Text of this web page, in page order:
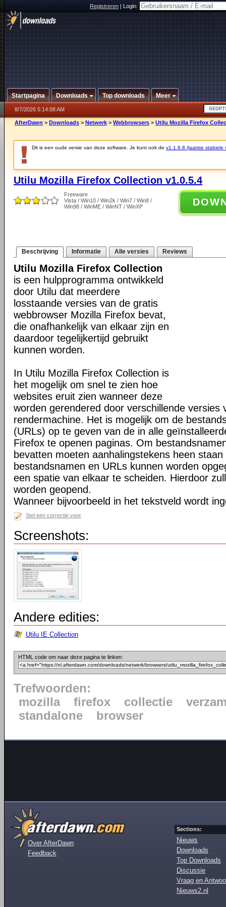
Registreren|Login:
Startpagina Downloads Top downloads Meer
8/7/2026 5:14:08 AM
AfterDawn > Downloads > Netwerk > Webbrowsers > Utilu Mozilla Firefox
Dit is een oude versie van deze software. Je kunt ook de v1.1.8.8 (laatste stabiele
Utilu Mozilla Firefox Collection v1.0.5.4
Freeware
Vista / Win10 / Win2k / Win7 / Win8 /
Win98 / WinME / WinNT / WinXP
Beschrijving Informatie Alle versies Reviews
Utilu Mozilla Firefox Collection
is een hulpprogramma ontwikkeld
door Utilu dat meerdere
losstaande versies van de gratis
webbrowser Mozilla Firefox bevat,
die onafhankelijk van elkaar zijn en
daardoor tegelijkertijd gebruikt
kunnen worden.
In Utilu Mozilla Firefox Collection is
het mogelijk om snel te zien hoe
websites eruit zien wanneer deze
worden gerendered door verschillende versies
rendermachine. Het is mogelijk om de
(URLs) op te geven van de in alle
Firefox te openen paginas. Om
bevatten moeten aanhalingstekens heen
bestandsnamen en URLs kunnen worden
een spatie van elkaar te scheiden. Hierdoor
worden geopend.
Wanneer bijvoorbeeld in het tekstveld wordt
Stel een correctie voor
Screenshots:
Andere edities:
Utilu IE Collection
HTML code om naar deze pagina te linken:
Trefwoorden:
mozilla
firefox collectie
standalone
browser
Over AfterDawn
Feedback
Sections:
Nieuws
Downloads
Top Downloads
Discussie
Vraag en
Nieuws2.nl